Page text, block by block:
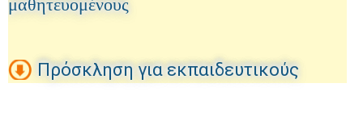
μαθητευομένους
Πρόσκληση για εκπαιδευτικούς